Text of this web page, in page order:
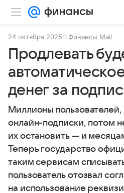
24 октября 2025 Финансы Mail
Продлевать
денег за
Миллионы
онлайн-подписки, потом
их остановить — и
Теперь государство
таким сервисам
пользователь отозвал
на использование